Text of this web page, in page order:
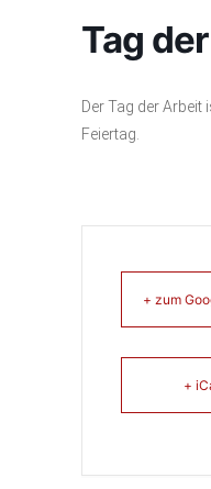
Tag
Der Tag der
Feiertag.
+ zum
+